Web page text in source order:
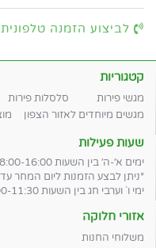
לביצוע הזמנה טלפונית
קטגוריות
מגשי פירות סלסלות פירות
מגשים מיוחדים לאזור הצפון
שעות פעילות
ימים א׳-ה׳ בין השעות 08:00-16:00
*ניתן לבצע הזמנות ליום המחר עד
ימי ו` וערבי חג בין השעות 08:00-11:30
אזורי חלוקה
משלוחי החנות